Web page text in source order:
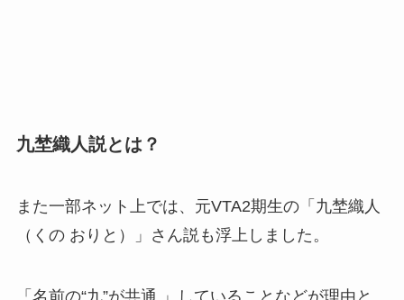
九埜織人説とは？
また一部ネット上では、元VTA2期生の「九埜織人
（くの おりと）」さん説も浮上しました。